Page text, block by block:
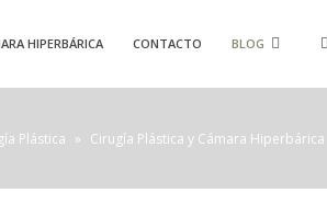
HIPERBÁRICA CONTACTO BLOG
Plástica » Cirugía Plástica y Cámara Hiperbárica